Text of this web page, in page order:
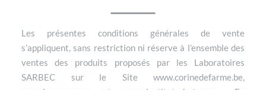
Les présentes conditions générales de vente
s’appliquent, sans restriction ni réserve à l’ensemble des
ventes des produits proposés par les Laboratoires
SARBEC sur le Site www.corinedefarme.be,